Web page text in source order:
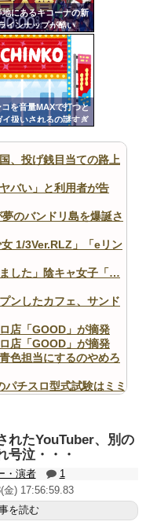
地にあるキコーナの新
インナップが酷い
を音量MAXで打つと
イ扱いされるの謎すぎ
、投げ銭目当ての路上
バい」と利用者が告
のバンドリ島を爆誕さ
1/3Ver.RLZ」「eリン
した」陰キャ女子「…
ンしたカフェ、サンド
店「GOOD」が摘発
店「GOOD」が摘発
色担当にするのやめろ
パチスロ型式試験はミミ
の思い出ｗｗｗ
れたYouTuber、別の
号泣・・・
・演者
1
金) 17:56:59.83
を読む